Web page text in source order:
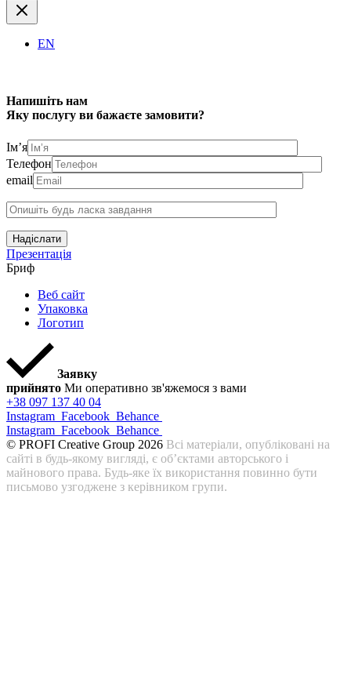
EN
Напишіть нам
Яку послугу ви бажаєте замовити?
Ім’я
Телефон
email
Надіслати
Презентація
Бриф
Веб сайт
Упаковка
Логотип
Заявку
прийнято Ми оперативно зв'яжемося з вами
+38 097 137 40 04
Instagram Facebook Behance
Instagram Facebook Behance
© PROFI Creative Group 2026 Всі матеріали, опубліковані на
сайті в будь-якому вигляді, є об’єктами авторського і
майнового права. Будь-яке їх використання повинно бути
письмово узгоджене з керівником групи.